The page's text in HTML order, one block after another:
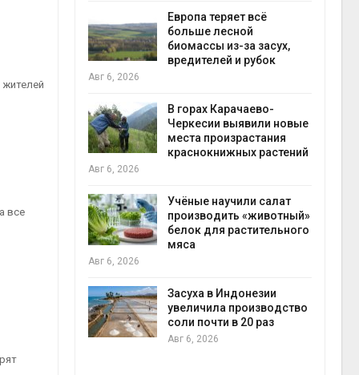
жителей
все
мусорных
Европа теряет всё
больше лесной
биомассы из-за засух,
вредителей и рубок
Авг 6, 2026
В горах Карачаево-
Черкесии выявили новые
места произрастания
краснокнижных растений
Авг 6, 2026
Учёные научили салат
производить «животный»
белок для растительного
мяса
Авг 6, 2026
Засуха в Индонезии
увеличила производство
соли почти в 20 раз
Авг 6, 2026